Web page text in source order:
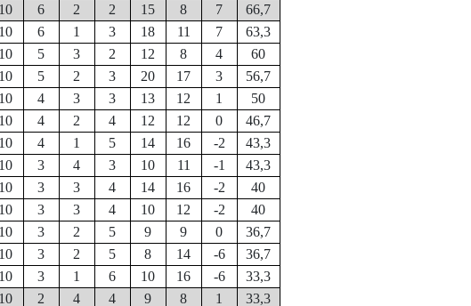
10 6 2 2 15 8 7
66,7
10 6 1 3 18 11 7
63,3
10 5 3 2 12 8 4
60
10 5 2 3 20 17 3
56,7
10 4 3 3 13 12 1
50
10 4 2 4 12 12 0
46,7
10 4 1 5 14 16 -2
43,3
10 3 4 3 10 11 -1
43,3
10 3 3 4 14 16 -2
40
10 3 3 4 10 12 -2
40
10 3 2 5 9 9 0
36,7
10 3 2 5 8 14 -6
36,7
10 3 1 6 10 16 -6
33,3
10 2 4 4 9 8 1
33,3